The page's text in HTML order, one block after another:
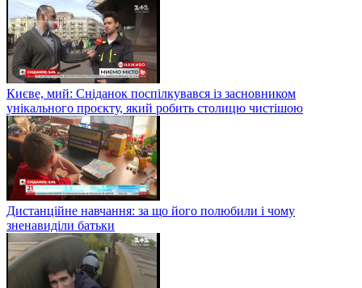
Києве, мий: Сніданок поспілкувався із засновником
унікального проєкту, який робить столицю чистішою
Дистанційне навчання: за що його полюбили і чому
зненавиділи батьки